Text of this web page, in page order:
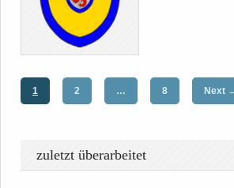
1 2 … 8 Next
zuletzt überarbeitet